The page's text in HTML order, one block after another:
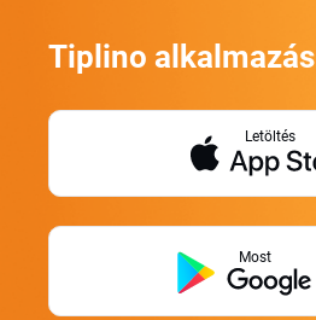
Tiplino alkalmazás
Letöltés
Most